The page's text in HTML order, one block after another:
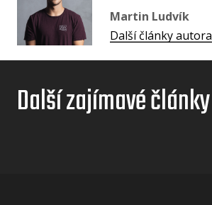
Martin Ludvík
Další články autora
Další zajímavé články